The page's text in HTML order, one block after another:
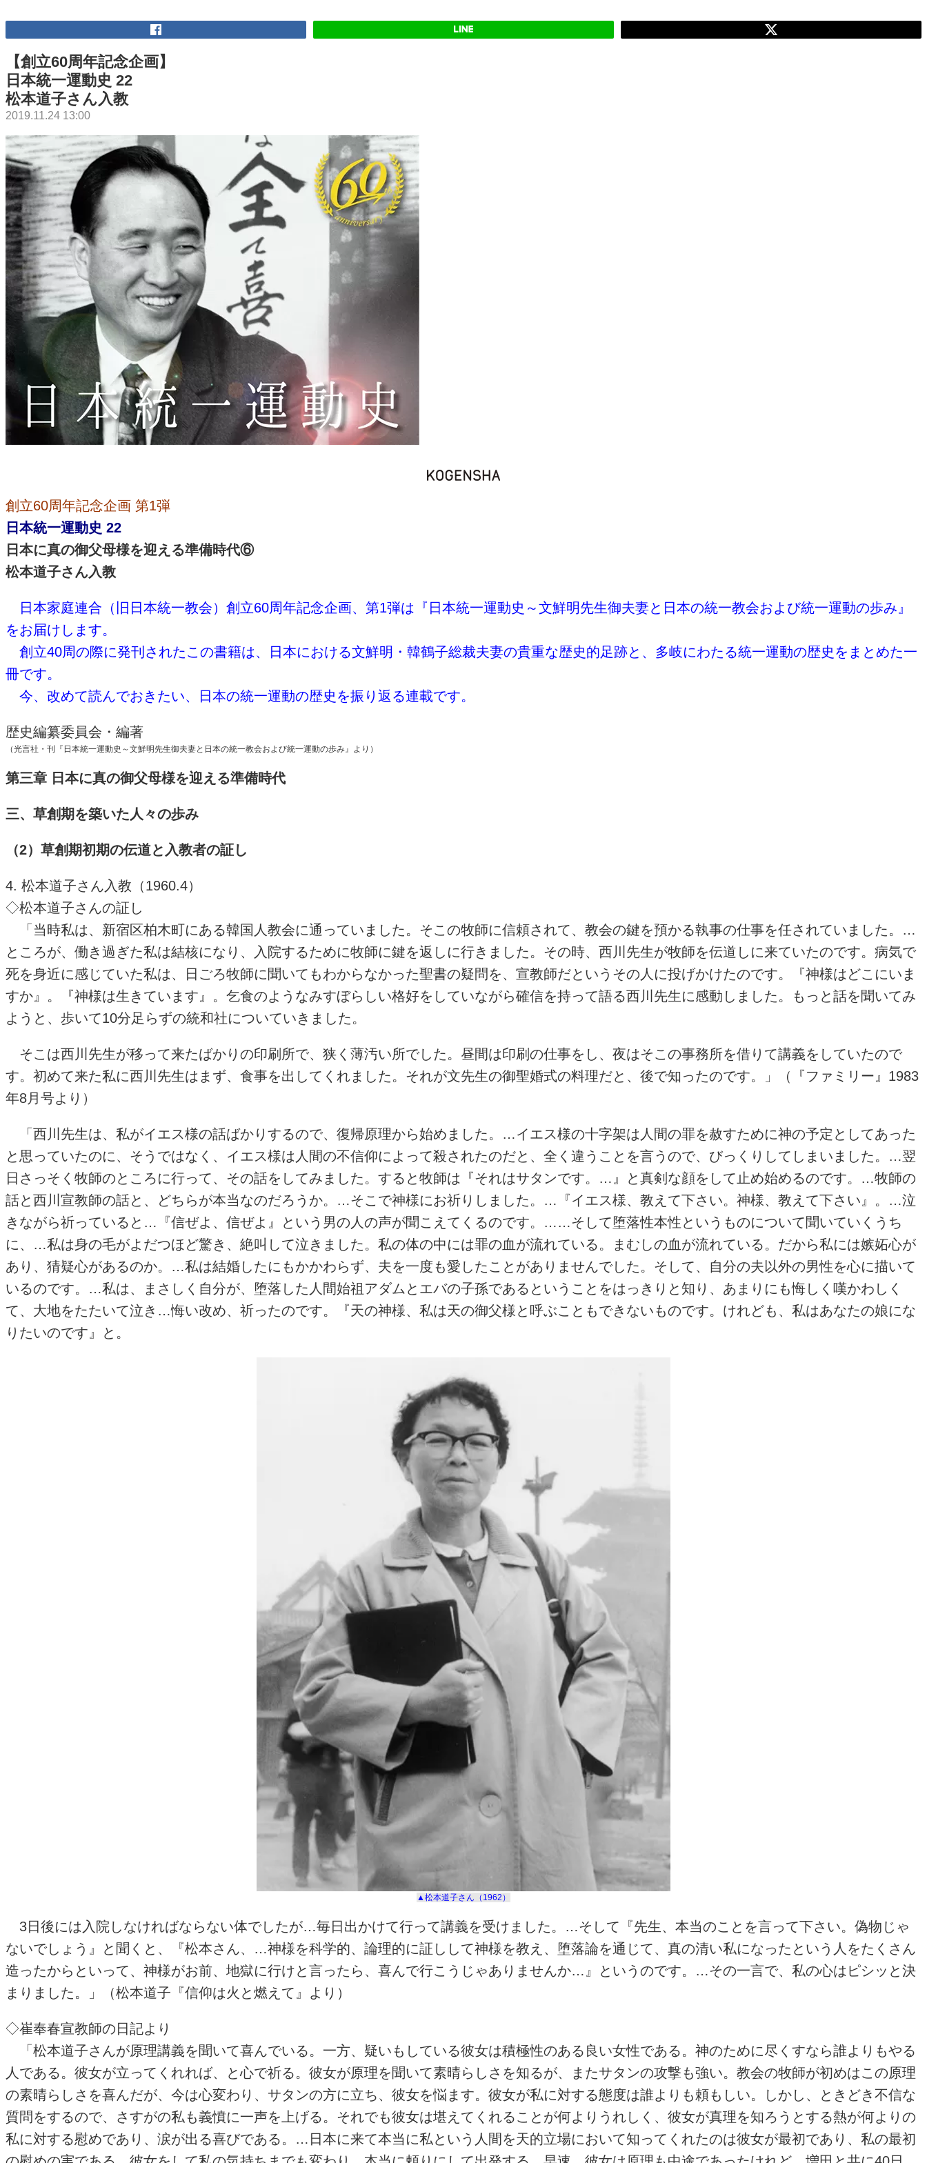
【創立60周年記念企画】
日本統一運動史 22
松本道子さん入教
2019.11.24 13:00
創立60周年記念企画 第1弾
日本統一運動史 22
日本に真の御父母様を迎える準備時代⑥
松本道子さん入教
日本家庭連合（旧日本統一教会）創立60周年記念企画、第1弾は『日本統一運動史～文鮮明先生御夫妻と日本の統一教会および統一運動の歩み』
をお届けします。
創立40周の際に発刊されたこの書籍は、日本における文鮮明・韓鶴子総裁夫妻の貴重な歴史的足跡と、多岐にわたる統一運動の歴史をまとめた一
冊です。
今、改めて読んでおきたい、日本の統一運動の歴史を振り返る連載です。
歴史編纂委員会・編著
（光言社・刊『日本統一運動史～文鮮明先生御夫妻と日本の統一教会および統一運動の歩み』より）
第三章 日本に真の御父母様を迎える準備時代
三、草創期を築いた人々の歩み
（2）草創期初期の伝道と入教者の証し
4. 松本道子さん入教（1960.4）
◇松本道子さんの証し
「当時私は、新宿区柏木町にある韓国人教会に通っていました。そこの牧師に信頼されて、教会の鍵を預かる執事の仕事を任されていました。…
ところが、働き過ぎた私は結核になり、入院するために牧師に鍵を返しに行きました。その時、西川先生が牧師を伝道しに来ていたのです。病気で
死を身近に感じていた私は、日ごろ牧師に聞いてもわからなかった聖書の疑問を、宣教師だというその人に投げかけたのです。『神様はどこにいま
すか』。『神様は生きています』。乞食のようなみすぼらしい格好をしていながら確信を持って語る西川先生に感動しました。もっと話を聞いてみ
ようと、歩いて10分足らずの統和社についていきました。
そこは西川先生が移って来たばかりの印刷所で、狭く薄汚い所でした。昼間は印刷の仕事をし、夜はそこの事務所を借りて講義をしていたので
す。初めて来た私に西川先生はまず、食事を出してくれました。それが文先生の御聖婚式の料理だと、後で知ったのです。」（『ファミリー』1983
年8月号より）
「西川先生は、私がイエス様の話ばかりするので、復帰原理から始めました。…イエス様の十字架は人間の罪を赦すために神の予定としてあった
と思っていたのに、そうではなく、イエス様は人間の不信仰によって殺されたのだと、全く違うことを言うので、びっくりしてしまいました。…翌
日さっそく牧師のところに行って、その話をしてみました。すると牧師は『それはサタンです。…』と真剣な顔をして止め始めるのです。…牧師の
話と西川宣教師の話と、どちらが本当なのだろうか。…そこで神様にお祈りしました。…『イエス様、教えて下さい。神様、教えて下さい』。…泣
きながら祈っていると…『信ぜよ、信ぜよ』という男の人の声が聞こえてくるのです。……そして堕落性本性というものについて聞いていくうち
に、…私は身の毛がよだつほど驚き、絶叫して泣きました。私の体の中には罪の血が流れている。まむしの血が流れている。だから私には嫉妬心が
あり、猜疑心があるのか。…私は結婚したにもかかわらず、夫を一度も愛したことがありませんでした。そして、自分の夫以外の男性を心に描いて
いるのです。…私は、まさしく自分が、堕落した人間始祖アダムとエバの子孫であるということをはっきりと知り、あまりにも悔しく嘆かわしく
て、大地をたたいて泣き…悔い改め、祈ったのです。『天の神様、私は天の御父様と呼ぶこともできないものです。けれども、私はあなたの娘にな
りたいのです』と。
▲松本道子さん（1962）
3日後には入院しなければならない体でしたが…毎日出かけて行って講義を受けました。…そして『先生、本当のことを言って下さい。偽物じゃ
ないでしょう』と聞くと、『松本さん、…神様を科学的、論理的に証しして神様を教え、堕落論を通じて、真の清い私になったという人をたくさん
造ったからといって、神様がお前、地獄に行けと言ったら、喜んで行こうじゃありませんか…』というのです。…その一言で、私の心はピシッと決
まりました。」（松本道子『信仰は火と燃えて』より）
◇崔奉春宣教師の日記より
「松本道子さんが原理講義を聞いて喜んでいる。一方、疑いもしている彼女は積極性のある良い女性である。神のために尽くすなら誰よりもやる
人である。彼女が立ってくれれば、と心で祈る。彼女が原理を聞いて素晴らしさを知るが、またサタンの攻撃も強い。教会の牧師が初めはこの原理
の素晴らしさを喜んだが、今は心変わり、サタンの方に立ち、彼女を悩ます。彼女が私に対する態度は誰よりも頼もしい。しかし、ときどき不信な
質問をするので、さすがの私も義憤に一声を上げる。それでも彼女は堪えてくれることが何よりうれしく、彼女が真理を知ろうとする熱が何よりの
私に対する慰めであり、涙が出る喜びである。…日本に来て本当に私という人間を天的立場において知ってくれたのは彼女が最初であり、私の最初